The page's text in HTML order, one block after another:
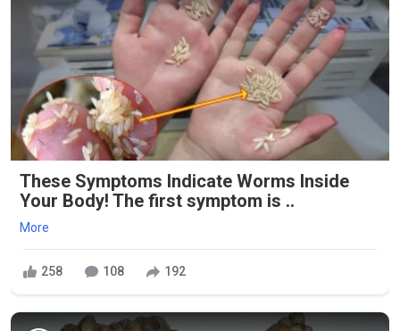
These Symptoms Indicate Worms Inside
Your Body! The first symptom is ..
More
258 108 192